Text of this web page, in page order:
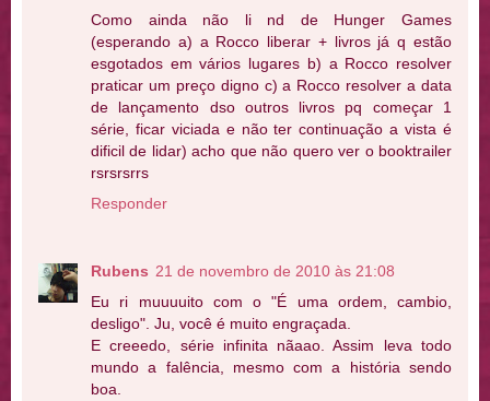
Como ainda não li nd de Hunger Games
(esperando a) a Rocco liberar + livros já q estão
esgotados em vários lugares b) a Rocco resolver
praticar um preço digno c) a Rocco resolver a data
de lançamento dso outros livros pq começar 1
série, ficar viciada e não ter continuação a vista é
dificil de lidar) acho que não quero ver o booktrailer
rsrsrsrrs
Responder
Rubens 21 de novembro de 2010 às 21:08
Eu ri muuuuito com o "É uma ordem, cambio,
desligo". Ju, você é muito engraçada.
E creeedo, série infinita nãaao. Assim leva todo
mundo a falência, mesmo com a história sendo
boa.